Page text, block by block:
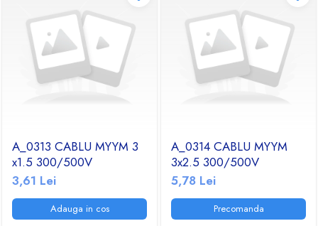
A_0313 CABLU MYYM 3
x1.5 300/500V
3,61 Lei
Adauga in cos
A_0314 CABLU MYYM
3x2.5 300/500V
5,78 Lei
Precomanda